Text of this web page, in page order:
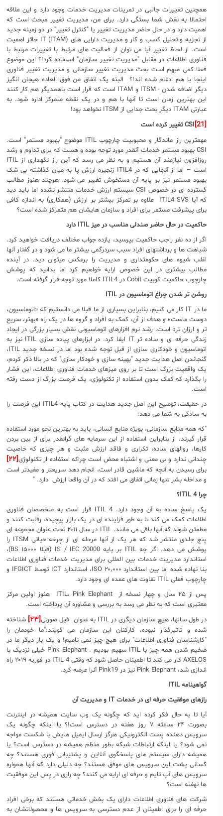
همچنین تغییرات جالبی در تمرینات مدیریت خدمات وجود دارد و این علاقه
احتمالا به نقش شما بستگی دارد. برای من، مدیریت تغییر مبحث است که
اهمیت دارد و در حال حاضر مدیریت تغییر یا "کنترل تغییر" در دو زمینه جدید
از تجزیه و تحلیل کسب و کار و مدیریت دارایی های IT (ITAM) حائز اهمیت
است. از لحاظ تغییر آیا می توان از فعالیت های مرتبط با تغییرات مرتبط با
فناوری اطلاعات در مقابل "مدیریت تغییر سازمان" استفاده کرد!؟ این موضوع
فعلا کمی مبهم است بحث مدیریت تغییر سازمانی و مدیریت تغییر فناوری
اینجا با هم ادغام شده اند!؟ البته یک اتفاق من فوق العاده هیجان انگیز
دیگر اضافه شدن - ITSM و ITAM است که قرار است باهمدیگر هم کار کنند
این بهترین زمان است تا آنها با هم و در یک نقطه متمرکز اداره شود. به
عبارتی ITAM دیگر بحث جدایی از ITSM نخواهد بود!
CSI[21]
تغییر کرده است
مهمترین راز ماندگار و محبوبیت چارچوب ITIL موضوع "بهبود مستمر" است.
CSI بهبود مستمر خدمات آنقدر مورد توجه بوده و هست که برای تداوم و رشد
روزافزون نیازمند آن هستیم و به نظر می رسد که آین راز نگهداری از ITIL
است – اما از آنجایی که در ITIL4 زنجیره ارزش پا به میان گذاشته بی شک
بهبود مستمر نیز بر پایه آن دستخوش تغییر می شود. هرچند هنوز مطالب
گسترده ای در خصوص CSI سیستم ارزش خدمات منتشر نشده اما باید دید
که آیا ITIL4 SVS علاوه بر تمرکز بیشتر بر ارزش (همکاری) به اندازه کافی
برای پیشرفت مستمر برای افراد و سازمان هایشان هم متمرکز شده است؟
حاکمیت در حال حاضر صندلی مناسب در میزITIL دارد
اگر از ده نفر راجب حاکمیت بپرسید، یازده جواب مختلف دریافت خواهید کرد.
شباهت ها و برداشتهای افراد سبب سردرگمی بیشتر ما می شود و در گفتار آنها
اغلب شیوه های حکومتداری و مدیریت را برعکس میتوان دید. در آینده
مطالب بیشتری در این خصوص ارایه خواهیم کرد اما بدانید که پوشش
چارچوب حاکمیت کوبیت Cobit در ITIL4 کاملا مورد توجه قرار گرفته است.
روشن تر شدن چراغ اتوماسیون درITIL
ما در IT کار می کنیم، بنابراین بسیاری از ما قبلا می دانستیم که «اتوماسیون،
دوست ماست» و هدف از آن، کمک به افراد و گروه ها در یک راه «بهتر، سریع
تر و ارزان تر» است. رشد نرم افزارهای اتوماسیونی نقش بسیار بزرگی در ایجاد
زندگی حرفه ای و ساده تر IT ایفا کرد. در ابزارهای پیاده سازی ITIL نیز به
اتوماسیون و خودکاری سازی از قبل توجه شده بود اما در نسخه جدید ITIL،
گنجاندن اصل هدایت جدید "بهینه سازی و خودکار سازی" که در بالا ذکر کردم،
یک واقعیت بزرگ است تا بر روی میزهای خدمات فناوری اطلاعات، این فشار
را بگذارد که کمک بدون استفاده از تکنولوژی، یک فرصت بزرگ از دست رفته
است.
در حقیقت، توضیح این اصل جدید هدایت در کتاب پایه ITIL4 این فرصت را
به سادگی به شما می دهد:
"که همه منابع سازمانی، بویژه منابع انسانی، باید به بهترین نحو مورد استفاده
قرار گیرند. از بنابراین استفاده از این سرمایه های گرانقدر برای از بین بردن
کارها، روالهای ساده، تکراری و فاقد ارزش مثبت و هر چیزی که خاصیت
چندانی ندارد و بی معنی و اشتباه محض است چراکه استفاده از تکنولوژی[۲۲]
برای رسیدن به آنچه که ماشین قادر است، انجام دهد سریعتر و مفیدتر است
و مداخله بشر تنها زمانی اتفاق می افتد که در آن واقعا ارزش دارد. "
چراITIL 4؟
یک پاسخ ساده به آن وجود دارد. ITIL 4 قرار است به متخصصان فناوری
اطلاعات کمک می کند تا به طور فزاینده ای در یک بازار پیچیده، رقابت کنند و
مطمئن شوند که آنها باقی می مانند. ITIL در سال ۲۰۱۱ تحت عنوان مجموعه ای
پنج جلدی منتشر شد که هر یک از آنها مرحله ای از چرخه حیاتی ITSM را
پوشش می دهد. اگر چه ITIL بر پایه IS / IEC 20000 (قبلا BS ۱۵۰۰۰)،
استاندارد مدیریت خدمات بین المللی برای مدیریت خدمات فناوری اطلاعات
بنا نهاده شده اما بین استاندارد ISO ۲۰٫۰۰۰، استاندارد ICT توسط IFGICT و
چارچوب فعلی ITIL تفاوت های عمده ای وجود دارد.
پس از ۲۵ سال و چهار نسخه از ITIL، Pink Elephant هنوز اولین مرکز
معتبری است که به نظر می رسد به بررسی و مشاوره آن پرداخته است.
در طول سالها، هیچ سازمان دیگری در ITIL به عنوان فیل صورتی
[۲۳]
شناخته
شده و تاثیرگذار نبوده، کارکنان این سازمان می گویند:"ما خودمان را
"کارشناسان فناوری اطلاعات" برای هیچ چیز نمی نامیم! و یک بار دیگر ما در
ضخیم شدن همه چیز با ITIL سهیم بودیم . Pink Elephant خیلی نزدیک با
AXELOS کار می کند تا اطمینان حاصل شود که وقتی ITIL 4 در فوریه ۲۰۱۹ راه
اندازی شد، Pink Elephant نیز در Pink19 آنرا عرضه کرد.
گواهینامهITIL
رازهای موفقیت حرفه ای در خدمات IT و مدیریت آن
آیا تا به حال فکر کرده اید که چگونه یک وب سایت همیشه در اینترنت
بصورت ۲۴ ساعته ۷ روز هفته در دسترس است!؟ یا اینکه چگونه یک
سرویس دهنده پست الکترونیکی هرگز ارسال ایمیل هایش با شکست مواجه
نمی شود؟ یا اینکه ارتباطات شبکه بطور منظم همیشه در دسترس است؟ یا
همیشه دارای سیستم های پاسخگوی آنلاین و پشتیبانی فوری هستند؟ چه
کسانی پشت این سرویس های موفق هستند؟ چه دلیلی دارد که آنها همواره
سرویس های آپ تایم و حرفه ای ارایه می کنند؟ چه رازی در پس این موفقیت
ها نهفته است؟
شرکت های فناوری اطلاعات دارای یک بخش خدماتی هستند که برخی افراد
حرفه ای را برای اطمینان از عدم دسترسی به سرویس ها و محصولاتشان به